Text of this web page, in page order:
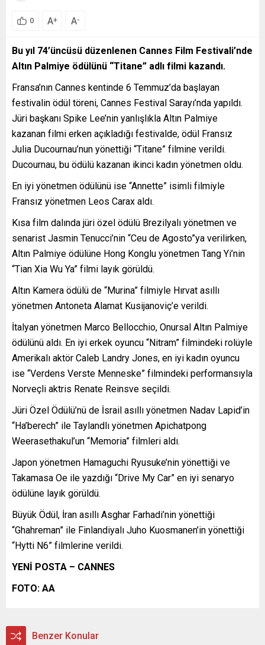
0 A+ A-
Bu yıl 74’üncüsü düzenlenen Cannes Film Festivali’nde
Altın Palmiye ödülünü “Titane” adlı filmi kazandı.
Fransa’nın Cannes kentinde 6 Temmuz’da başlayan
festivalin ödül töreni, Cannes Festival Sarayı’nda yapıldı.
Jüri başkanı Spike Lee’nin yanlışlıkla Altın Palmiye
kazanan filmi erken açıkladığı festivalde, ödül Fransız
Julia Ducournau’nun yönettiği “Titane” filmine verildi.
Ducournau, bu ödülü kazanan ikinci kadın yönetmen oldu.
En iyi yönetmen ödülünü ise “Annette” isimli filmiyle
Fransız yönetmen Leos Carax aldı.
Kısa film dalında jüri özel ödülü Brezilyalı yönetmen ve
senarist Jasmin Tenucci’nin “Ceu de Agosto”ya verilirken,
Altın Palmiye ödülüne Hong Konglu yönetmen Tang Yi’nin
“Tian Xia Wu Ya” filmi layık görüldü.
Altın Kamera ödülü de “Murina” filmiyle Hırvat asıllı
yönetmen Antoneta Alamat Kusijanoviç’e verildi.
İtalyan yönetmen Marco Bellocchio, Onursal Altın Palmiye
ödülünü aldı. En iyi erkek oyuncu “Nitram” filmindeki rolüyle
Amerikalı aktör Caleb Landry Jones, en iyi kadın oyuncu
ise “Verdens Verste Menneske” filmindeki performansıyla
Norveçli aktris Renate Reinsve seçildi.
Jüri Özel Ödülü’nü de İsrail asıllı yönetmen Nadav Lapid’in
“Ha’berech” ile Taylandlı yönetmen Apichatpong
Weerasethakul’un “Memoria” filmleri aldı.
Japon yönetmen Hamaguchi Ryusuke’nin yönettiği ve
Takamasa Oe ile yazdığı “Drive My Car” en iyi senaryo
ödülüne layık görüldü.
Büyük Ödül, İran asıllı Asghar Farhadi’nin yönettiği
“Ghahreman” ile Finlandiyalı Juho Kuosmanen’in yönettiği
“Hytti N6” filmlerine verildi.
YENİ POSTA – CANNES
FOTO: AA
Benzer Konular